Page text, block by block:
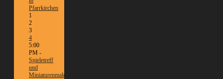
Pfarrkirchen
1
2
3
4
5:00
PM -
Spieletreff
und
Miniaturenmalen/Tabletop